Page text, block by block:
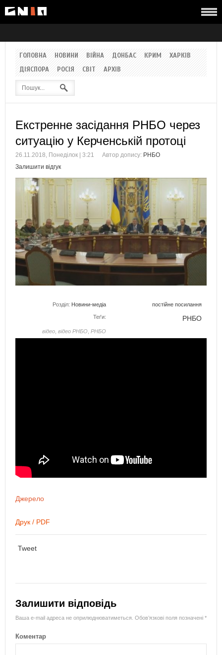
ГОЛОВНА НОВИНИ ВІЙНА ДОНБАС КРИМ
ХАРКІВ
ДІЯСПОРА
РОСІЯ СВІТ АРХІВ
Екстренне засідання РНБО через
ситуацію у Керченській протоці
26.11.2018, Понеділок | 3:21 Автор допису: РНБО
Залишити відгук
Розділ: Новини-медіа постійне посилання
Теґи:
відео відео РНБО РНБО
РНБО
Джерело
Друк / PDF
Tweet
Залишити відповідь
Ваша e-mail адреса не оприлюднюватиметься. Обов’язкові поля позначені *
Коментар